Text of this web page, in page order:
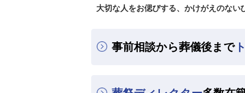
大切な人をお偲びする、かけがえのない
事前相談から葬儀後まで